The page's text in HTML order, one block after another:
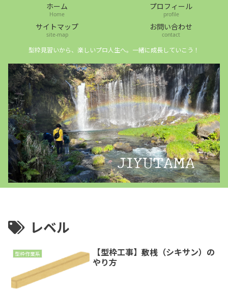
型枠見習いから、楽しいプロ人生へ。一緒に成長していこう！
ホーム
Home
プロフィール
profile
サイトマップ
site-map
お問い合わせ
contact
レベル
型枠作業系
【型枠工事】敷桟（シキサン）の
やり方